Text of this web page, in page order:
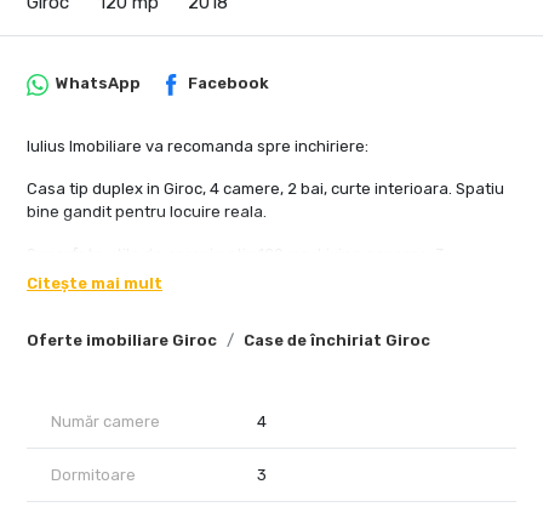
Oferte imobiliare Giroc Case de închiriat Giroc
WhatsApp Facebook
Iulius Imobiliare va recomanda spre inchiriere:
Casa tip duplex in Giroc, 4 camere, 2 bai, curte interioara. Spatiu
bine gandit pentru locuire reala.
dormitoare, bucatarie inchisa, 2 bai. Compartimentare practica,
Mobilata complet. Centrala proprie. Aer conditionat. Bucatarie
parcare. Constructie din 2018, finisaje moderne, zona
rezidentiala linistita, cu acces rapid catre Timisoara.
Citește mai mult
Număr camere 4
Dormitoare 3